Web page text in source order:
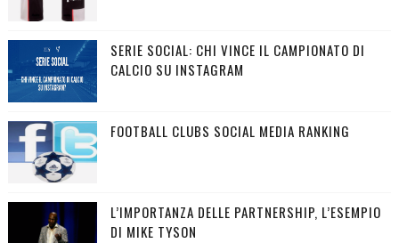
SERIE SOCIAL: CHI VINCE IL CAMPIONATO DI
CALCIO SU INSTAGRAM
FOOTBALL CLUBS SOCIAL MEDIA RANKING
L’IMPORTANZA DELLE PARTNERSHIP, L’ESEMPIO
DI MIKE TYSON